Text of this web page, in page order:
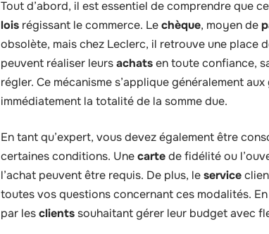
Tout d’abord, il est essentiel de comprendre que
lois régissant le commerce. Lechèque, moyen de
obsolète, mais chez Leclerc, il retrouve une place
peuvent réaliser leursachatsen toute confiance,
régler. Ce mécanisme s’applique généralement
immédiatement la totalité de la somme due.
En tant qu’expert, vous devez également être
certaines conditions. Unecartede fidélité ou
l’achat peuvent être requis. De plus, leservice
toutes vos questions concernant ces modalités.
par lesclients souhaitant gérer leur budget avec